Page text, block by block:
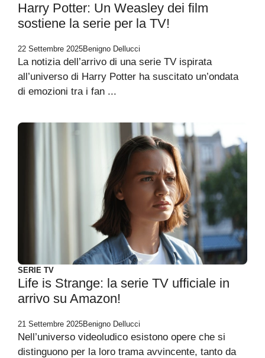
Harry Potter: Un Weasley dei film
sostiene la serie per la TV!
22 Settembre 2025Benigno Dellucci
La notizia dell’arrivo di una serie TV ispirata
all’universo di Harry Potter ha suscitato un’ondata
di emozioni tra i fan ...
SERIE TV
Life is Strange: la serie TV ufficiale in
arrivo su Amazon!
21 Settembre 2025Benigno Dellucci
Nell’universo videoludico esistono opere che si
distinguono per la loro trama avvincente, tanto da